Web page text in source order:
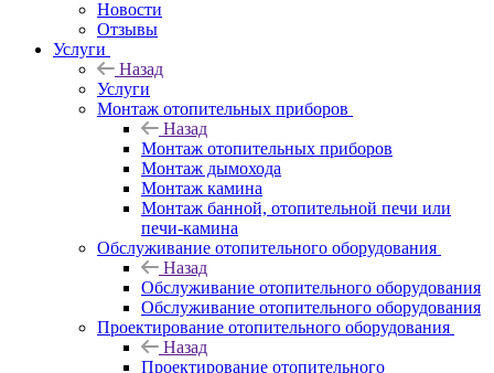
Новости
Отзывы
Услуги
Назад
Услуги
Монтаж отопительных приборов
Назад
Монтаж отопительных приборов
Монтаж дымохода
Монтаж камина
Монтаж банной, отопительной печи или
печи-камина
Обслуживание отопительного оборудования
Назад
Обслуживание отопительного оборудования
Обслуживание отопительного оборудования
Проектирование отопительного оборудования
Назад
Проектирование отопительного